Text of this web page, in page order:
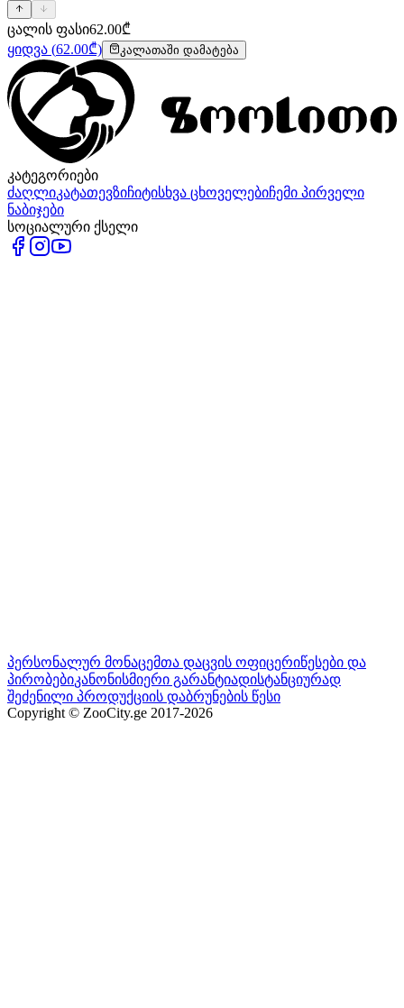
ცალის ფასი62.00₾
ყიდვა (62.00₾) კალათაში დამატება
კატეგორიები
ძაღლიკატათევზიჩიტისხვა ცხოველებიჩემი პირველი
ნაბიჯები
სოციალური ქსელი
პერსონალურ მონაცემთა დაცვის ოფიცერიწესები და
პირობებიკანონისმიერი გარანტიადისტანციურად
შეძენილი პროდუქციის დაბრუნების წესი
Copyright © ZooCity.ge 2017-2026